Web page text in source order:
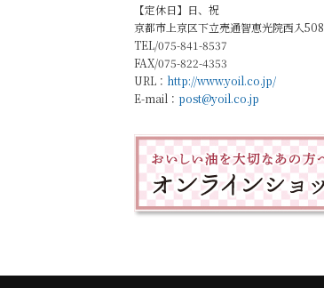
【定休日】日、祝
京都市上京区下立売通智恵光院西入508
TEL/075-841-8537
FAX/075-822-4353
URL： http://www.yoil.co.jp/
E-mail： post@yoil.co.jp